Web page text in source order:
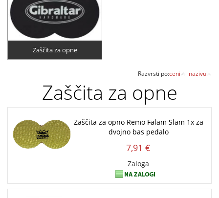
Zaščita za opne
Razvrsti po:ceni nazivu
Zaščita za opne
Zaščita za opno Remo Falam Slam 1x za
dvojno bas pedalo
7,91 €
Zaloga